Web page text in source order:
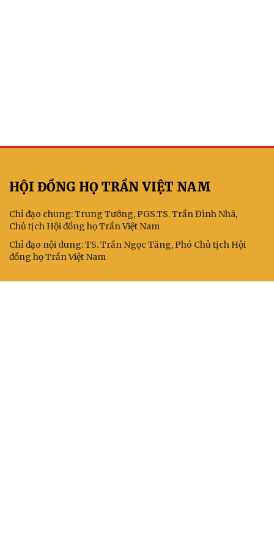
HỘI ĐỒNG HỌ TRẦN VIỆT NAM
Chỉ đạo chung: Trung Tướng, PGS.TS. Trần Đình Nhã,
Chủ tịch Hội đồng họ Trần Việt Nam
Chỉ đạo nội dung: TS. Trần Ngọc Tăng, Phó Chủ tịch Hội
đồng họ Trần Việt Nam